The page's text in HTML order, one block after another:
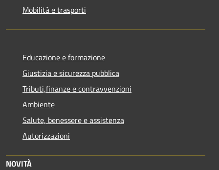
Mobilità e trasporti
Educazione e formazione
Giustizia e sicurezza pubblica
Tributi,finanze e contravvenzioni
Ambiente
Salute, benessere e assistenza
Autorizzazioni
NOVITÀ